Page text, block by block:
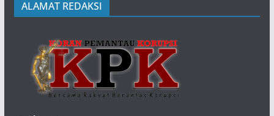
ALAMAT REDAKSI